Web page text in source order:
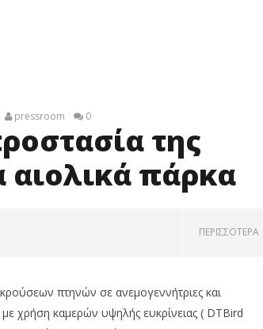
pressroom 0
της
αιολικά πάρκα
ΠΕΡΙΣΣΌΤΕΡΑ
πτηνών σε ανεμογεννήτριες και
χρήση καμερών υψηλής ευκρίνειας ( DTBird